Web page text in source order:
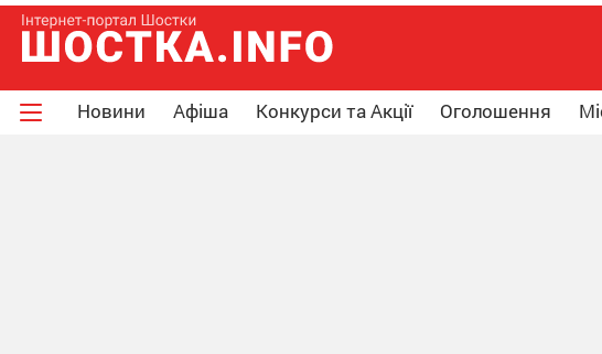
Новини Афіша Конкурси та Акції Оголошення